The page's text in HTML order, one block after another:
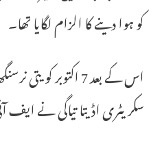
کو ہوا دینے کا الزام لگایا تھا۔
اس کے بعد 7 اکتوبر
سکریٹری اڈیتا تیاگی نے ایف